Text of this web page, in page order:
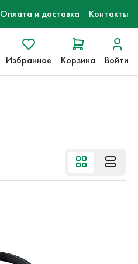
Оплата и доставка Контакты
Избранное Корзина Войти